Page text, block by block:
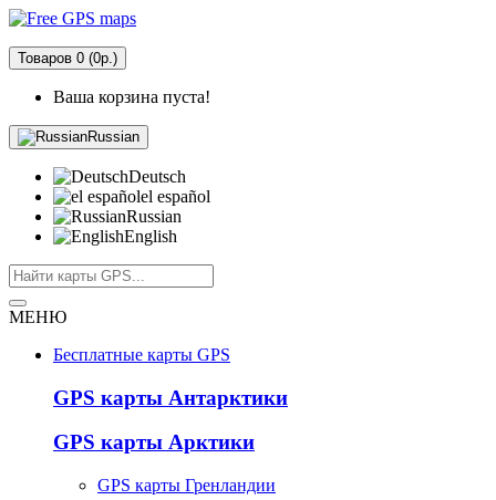
Товаров 0 (0р.)
Ваша корзина пуста!
Russian
Deutsch
el español
Russian
English
МЕНЮ
Бесплатные карты GPS
GPS карты Антарктики
GPS карты Арктики
GPS карты Гренландии